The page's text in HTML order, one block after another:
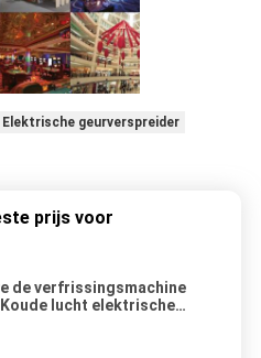
Elektrische geurverspreider
prijs voor
de verfrissingsmachine
lucht elektrische